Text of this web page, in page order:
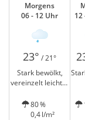
Morgens
06 - 12 Uhr
12
23° / 21°
Stark bewölkt,
vereinzelt leichter
80 %
0,4 l/m²